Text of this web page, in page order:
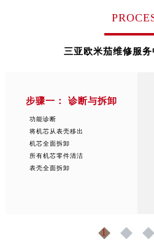
三亚欧米茄维修服
步骤一： 诊断与拆卸
功能诊断
将机芯从表壳移出
机芯全面拆卸
所有机芯零件清洁
表壳全面拆卸
1 2 3